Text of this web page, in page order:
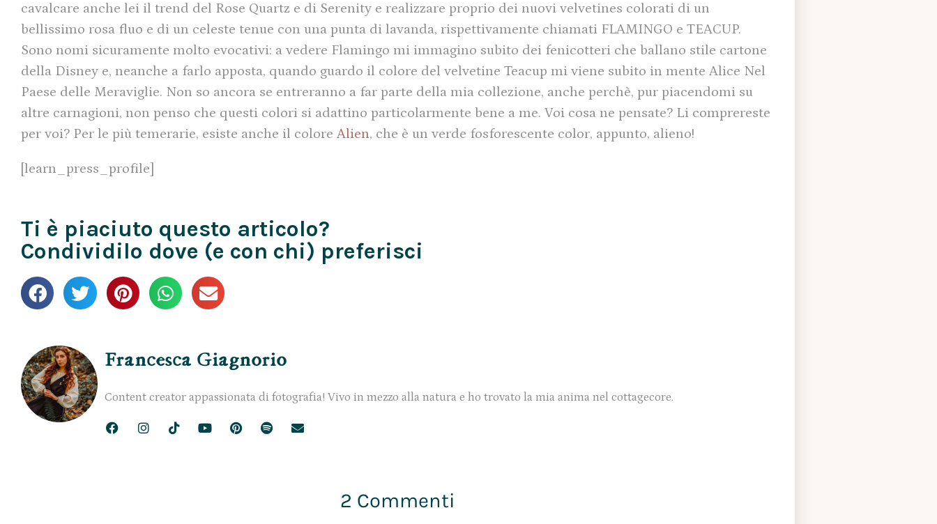
cavalcare anche lei il trend del Rose Quartz e di Serenity e realizzare proprio dei nuovi velvetines colorati di un
bellissimo rosa fluo e di un celeste tenue con una punta di lavanda, rispettivamente chiamati FLAMINGO e TEACUP.
Sono nomi sicuramente molto evocativi: a vedere Flamingo mi immagino subito dei fenicotteri che ballano stile cartone
della Disney e, neanche a farlo apposta, quando guardo il colore del velvetine Teacup mi viene subito in mente Alice Nel
Paese delle Meraviglie. Non so ancora se entreranno a far parte della mia collezione, anche perchè, pur piacendomi su
altre carnagioni, non penso che questi colori si adattino particolarmente bene a me. Voi cosa ne pensate? Li comprereste
per voi? Per le più temerarie, esiste anche il colore Alien, che è un verde fosforescente color, appunto, alieno!
[learn_press_profile]
Ti è piaciuto questo articolo?
Condividilo dove (e con chi) preferisci
Francesca Giagnorio
Content creator appassionata di fotografia! Vivo in mezzo alla natura e ho trovato la mia anima nel cottagecore.
2 Commenti